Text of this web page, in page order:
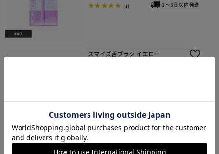
(1) 1～3日以内発送
スマイズ舌ブラシ イエロー
シ 11M混合歯列後期用